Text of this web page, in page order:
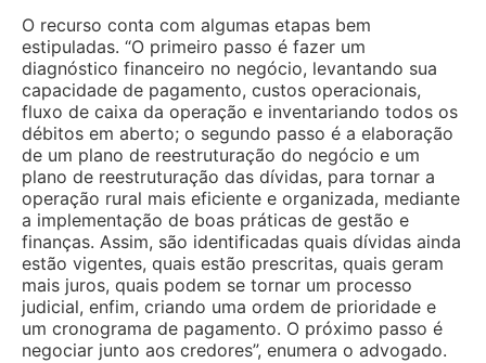
O recurso conta com algumas etapas bem
estipuladas. “O primeiro passo é fazer um
diagnóstico financeiro no negócio, levantando sua
capacidade de pagamento, custos operacionais,
fluxo de caixa da operação e inventariando todos os
débitos em aberto; o segundo passo é a elaboração
de um plano de reestruturação do negócio e um
plano de reestruturação das dívidas, para tornar a
operação rural mais eficiente e organizada, mediante
a implementação de boas práticas de gestão e
finanças. Assim, são identificadas quais dívidas ainda
estão vigentes, quais estão prescritas, quais geram
mais juros, quais podem se tornar um processo
judicial, enfim, criando uma ordem de prioridade e
um cronograma de pagamento. O próximo passo é
negociar junto aos credores”, enumera o advogado.